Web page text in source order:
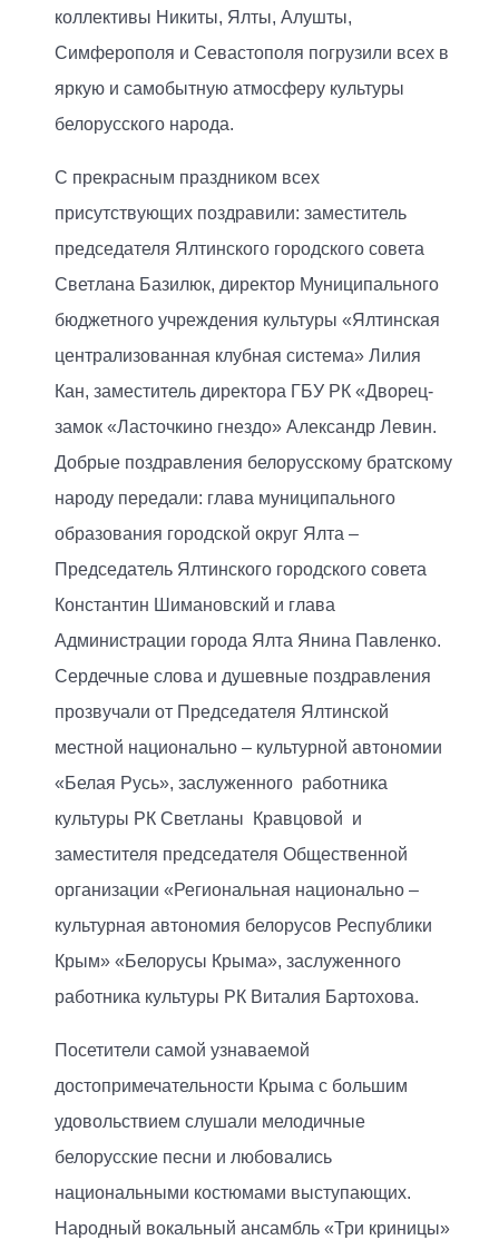
коллективы Никиты, Ялты, Алушты,
Симферополя и Севастополя погрузили всех в
яркую и самобытную атмосферу культуры
белорусского народа.
С прекрасным праздником всех
присутствующих поздравили: заместитель
председателя Ялтинского городского совета
Светлана Базилюк, директор Муниципального
бюджетного учреждения культуры «Ялтинская
централизованная клубная система» Лилия
Кан, заместитель директора ГБУ РК «Дворец-
замок «Ласточкино гнездо» Александр Левин.
Добрые поздравления белорусскому братскому
народу передали: глава муниципального
образования городской округ Ялта –
Председатель Ялтинского городского совета
Константин Шимановский и глава
Администрации города Ялта Янина Павленко.
Сердечные слова и душевные поздравления
прозвучали от Председателя Ялтинской
местной национально – культурной автономии
«Белая Русь», заслуженного работника
культуры РК Светланы Кравцовой и
заместителя председателя Общественной
организации «Региональная национально –
культурная автономия белорусов Республики
Крым» «Белорусы Крыма», заслуженного
работника культуры РК Виталия Бартохова.
Посетители самой узнаваемой
достопримечательности Крыма с большим
удовольствием слушали мелодичные
белорусские песни и любовались
национальными костюмами выступающих.
Народный вокальный ансамбль «Три криницы»